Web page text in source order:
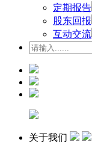
定期报告
股东回报
互动交流
关于我们